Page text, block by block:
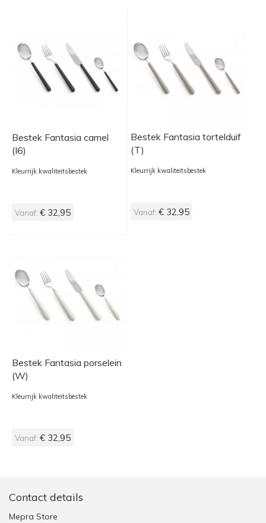
Bestek Fantasia camel
(I6)
Kleurrijk kwaliteitsbestek
Vanaf: € 32,95
Bestek Fantasia tortelduif
(T)
Kleurrijk kwaliteitsbestek
Vanaf: € 32,95
Bestek Fantasia porselein
(W)
Kleurrijk kwaliteitsbestek
Vanaf: € 32,95
Contact details
Mepra Store